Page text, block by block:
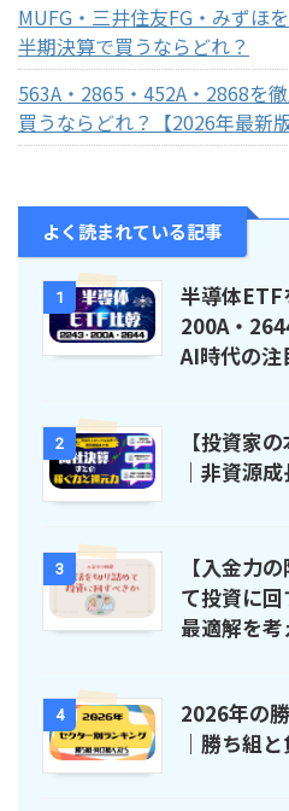
MUFG・三井住友FG・みずほ
半期決算で買うならどれ？
563A・2865・452A・2868を
買うならどれ？【2026年最新版
よく読まれている記事
1
半導体ETF
200A・
AI時代の
2
【投資家
｜非資源
3
【入金力
て投資に
最適解を考
4
2026年の
｜勝ち組